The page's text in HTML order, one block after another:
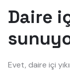
Daire
Evet, daire içi